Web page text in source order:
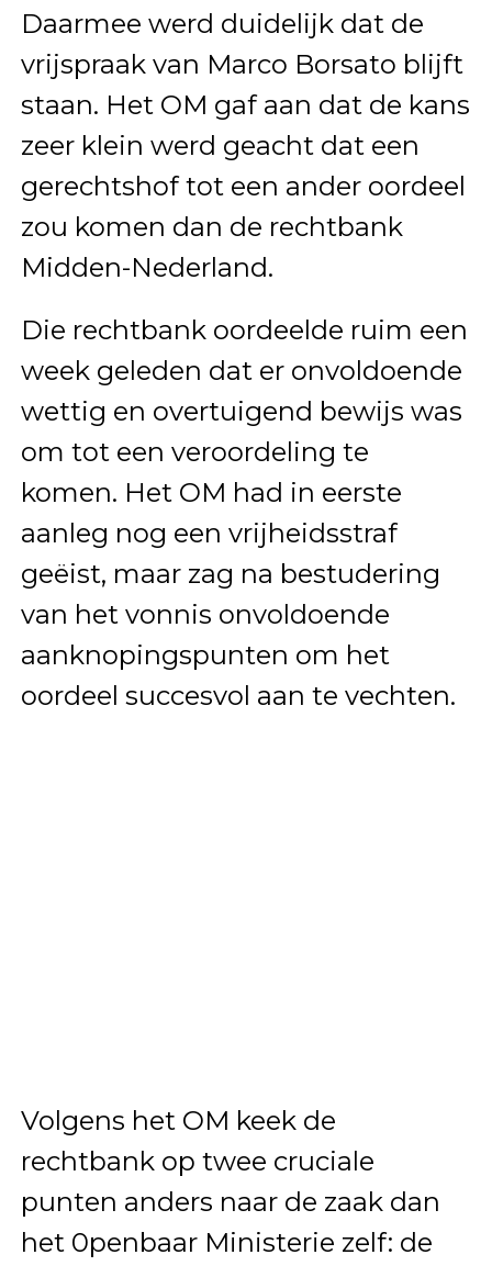
Daarmee werd duidelijk dat de
vrijspraak van Marco Borsato blijft
staan. Het OM gaf aan dat de kans
zeer klein werd geacht dat een
gerechtshof tot een ander oordeel
zou komen dan de rechtbank
Midden-Nederland.
Die rechtbank oordeelde ruim een
week geleden dat er onvoldoende
wettig en overtuigend bewijs was
om tot een veroordeling te
komen. Het OM had in eerste
aanleg nog een vrijheidsstraf
geëist, maar zag na bestudering
van het vonnis onvoldoende
aanknopingspunten om het
oordeel succesvol aan te vechten.
Volgens het OM keek de
rechtbank op twee cruciale
punten anders naar de zaak dan
het 0penbaar Ministerie zelf: de